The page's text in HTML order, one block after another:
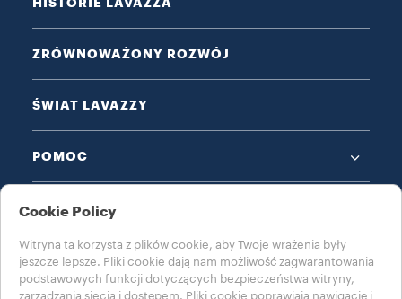
HISTORIE LAVAZZA
ZRÓWNOWAŻONY ROZWÓJ
ŚWIAT LAVAZZY
POMOC
ZAPISY PRAWNE
Cookie Policy
Witryna ta korzysta z plików cookie, aby Twoje wrażenia były
jeszcze lepsze. Pliki cookie dają nam możliwość zagwarantowania
podstawowych funkcji dotyczących bezpieczeństwa witryny,
zarządzania siecią i dostępem. Pliki cookie poprawiają nawigację i